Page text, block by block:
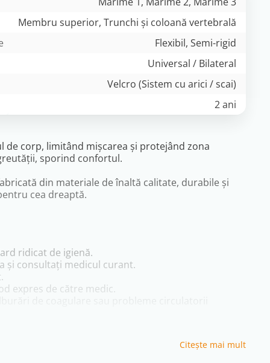
Membru superior, Trunchi și coloană vertebrală
Flexibil, Semi-rigid
Universal / Bilateral
Velcro (Sistem cu arici / scai)
2 ani
corp, limitând mișcarea și protejând zona
sporind confortul.
din materiale de înaltă calitate, durabile și
cea dreaptă.
ridicat de igienă.
și consultați medicul curant.
expres de către medic.
Citeşte mai mult